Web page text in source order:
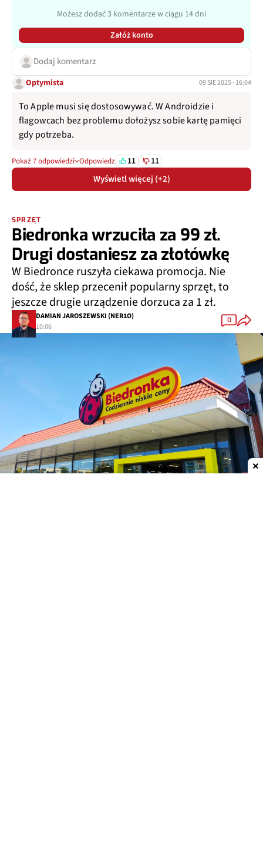
Możesz dodać 3 komentarze w ciągu 14 dni
Załóż konto
Dodaj komentarz
Optymista 09 SIE 2025 · 16:04
To Apple musi się dostosowywać. W Androidzie i
flagowcach bez problemu dołożysz sobie kartę pamięci
gdy potrzeba.
Pokaż 7 odpowiedzi Odpowiedz 11 11
Wyświetl więcej (+2)
SPRZĘT
Biedronka wrzuciła za 99 zł.
Drugi dostaniesz za złotówkę
W Biedronce ruszyła ciekawa promocja. Nie
dość, że sklep przecenił popularny sprzęt, to
jeszcze drugie urządzenie dorzuca za 1 zł.
DAMIAN JAROSZEWSKI (NER1O)
10:06
0